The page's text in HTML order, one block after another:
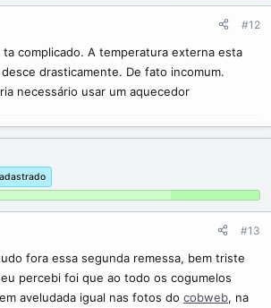
#12
ta complicado. A temperatura externa esta
drasticamente. De fato incomum.
necessário usar um aquecedor
#13
fora essa segunda remessa, bem triste
percebi foi que ao todo os cogumelos
aveludada igual nas fotos do cobweb, na